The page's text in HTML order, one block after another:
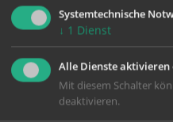
Systemtechnische
↓ 1 Dienst
Alle Dienste
Mit diesem Schalter
deaktivieren.